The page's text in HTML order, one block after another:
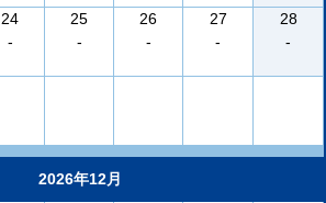
24
-
25
-
26
-
27
-
28
-
2026年12月